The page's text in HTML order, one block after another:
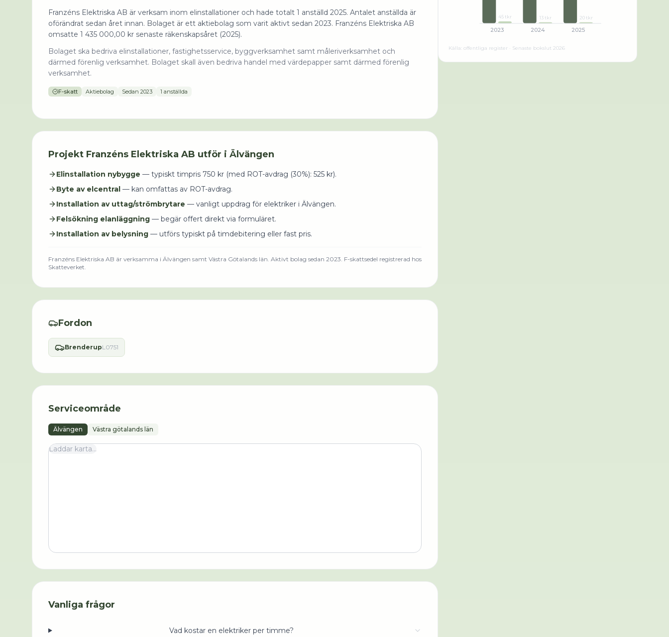
Franzéns Elektriska AB är verksam inom elinstallationer och hade totalt 1 anställd 2025. Antalet anställda är
oförändrat sedan året innan. Bolaget är ett aktiebolag som varit aktivt sedan 2023. Franzéns Elektriska AB
omsatte 1 435 000,00 kr senaste räkenskapsåret (2025).
Bolaget ska bedriva elinstallationer, fastighetsservice, byggverksamhet samt måleriverksamhet och
därmed förenlig verksamhet. Bolaget skall även bedriva handel med värdepapper samt därmed förenlig
verksamhet.
F-skatt Aktiebolag Sedan 2023 1 anställda
Projekt Franzéns Elektriska AB utför i Älvängen
Elinstallation nybygge — typiskt timpris 750 kr (med ROT-avdrag (30%): 525 kr).
Byte av elcentral — kan omfattas av ROT-avdrag.
Installation av uttag/strömbrytare — vanligt uppdrag för elektriker i Älvängen.
Felsökning elanläggning — begär offert direkt via formuläret.
Installation av belysning — utförs typiskt på timdebitering eller fast pris.
Franzéns Elektriska AB är verksamma i Älvängen samt Västra Götalands län. Aktivt bolag sedan 2023. F-skattsedel registrerad hos
Skatteverket.
Fordon
BrenderupL0751
Serviceområde
Älvängen Västra götalands län
Laddar karta...
Vanliga frågor
Vad kostar en elektriker per timme?
45 tkr
2023
13 tkr
2024
20 tkr
2025
Källa: offentliga register · Senaste bokslut 2026